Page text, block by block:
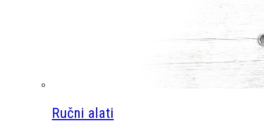
Ručni alati